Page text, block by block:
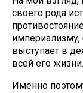
своего рода
империализму,
выступает в
всей его жизни.
Именно